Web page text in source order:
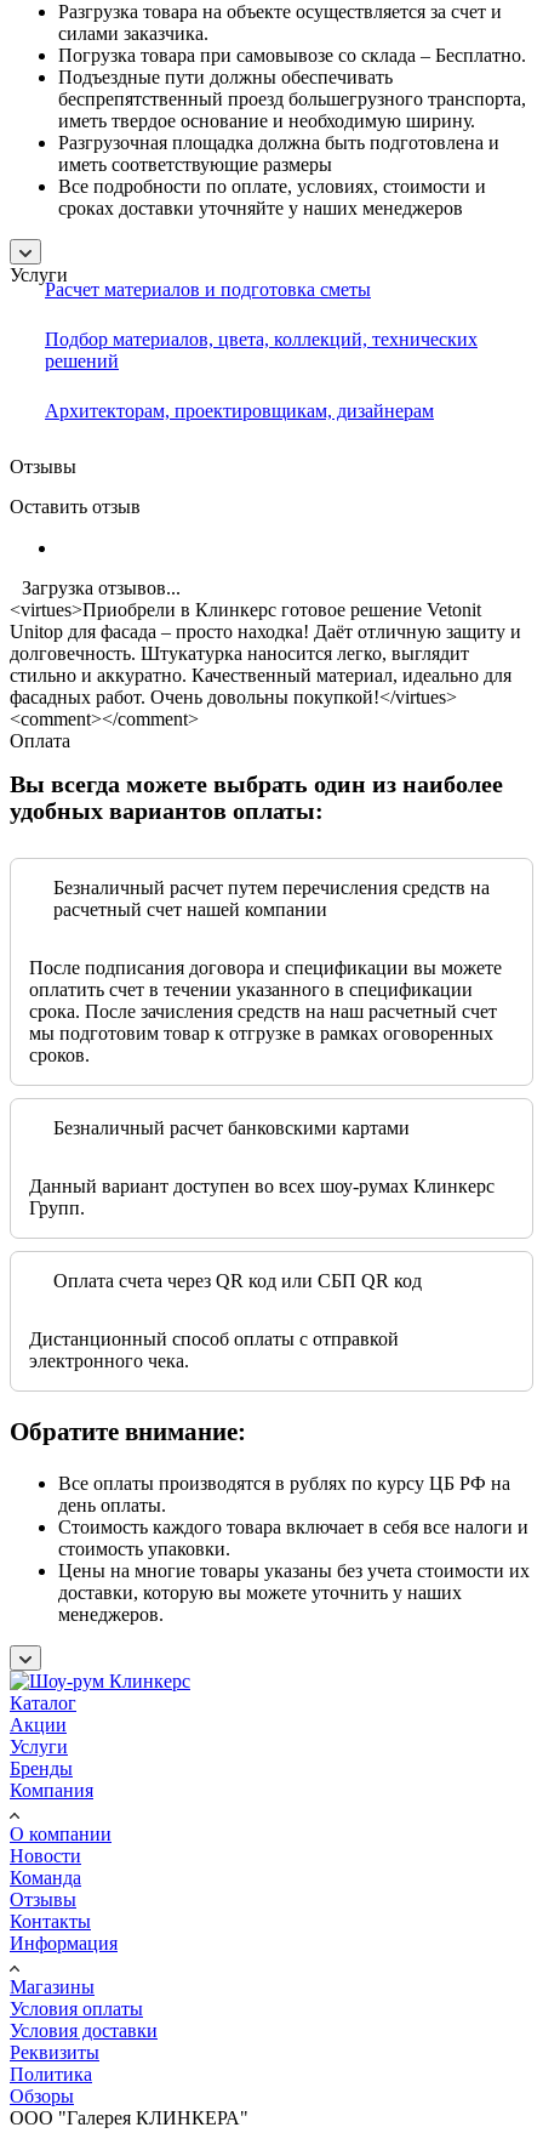
Разгрузка товара на объекте осуществляется за счет и
силами заказчика.
Погрузка товара при самовывозе со склада – Бесплатно.
Подъездные пути должны обеспечивать
беспрепятственный проезд большегрузного транспорта,
иметь твердое основание и необходимую ширину.
Разгрузочная площадка должна быть подготовлена и
иметь соответствующие размеры
Все подробности по оплате, условиях, стоимости и
сроках доставки уточняйте у наших менеджеров
Услуги
Расчет материалов и подготовка сметы
Подбор материалов, цвета, коллекций, технических
решений
Архитекторам, проектировщикам, дизайнерам
Отзывы
Оставить отзыв
Загрузка отзывов...
<virtues>Приобрели в Клинкерс готовое решение Vetonit
Unitop для фасада – просто находка! Даёт отличную защиту и
долговечность. Штукатурка наносится легко, выглядит
стильно и аккуратно. Качественный материал, идеально для
фасадных работ. Очень довольны покупкой!</virtues>
<comment></comment>
Оплата
Вы всегда можете выбрать один из наиболее
удобных вариантов оплаты:
Безналичный расчет путем перечисления средств на
расчетный счет нашей компании
После подписания договора и спецификации вы можете
оплатить счет в течении указанного в спецификации
срока. После зачисления средств на наш расчетный счет
мы подготовим товар к отгрузке в рамках оговоренных
сроков.
Безналичный расчет банковскими картами
Данный вариант доступен во всех шоу-румах Клинкерс
Групп.
Оплата счета через QR код или СБП QR код
Дистанционный способ оплаты с отправкой
электронного чека.
Обратите внимание:
Все оплаты производятся в рублях по курсу ЦБ РФ на
день оплаты.
Стоимость каждого товара включает в себя все налоги и
стоимость упаковки.
Цены на многие товары указаны без учета стоимости их
доставки, которую вы можете уточнить у наших
менеджеров.
Каталог
Акции
Услуги
Бренды
Компания
О компании
Новости
Команда
Отзывы
Контакты
Информация
Магазины
Условия оплаты
Условия доставки
Реквизиты
Политика
Обзоры
ООО "Галерея КЛИНКЕРА"